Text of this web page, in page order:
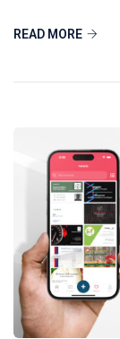
READ MORE